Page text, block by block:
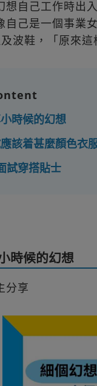
想自己工作時出
自己是一個事業
波鞋，「原來這
時候的幻想
該着甚麼顏色衣
試穿搭貼士
時候的幻想
分享